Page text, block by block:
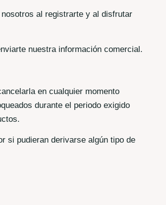
al registrarte y al disfrutar
nuestra información comercial.
en cualquier momento
durante el periodo exigido
si pudieran derivarse algún tipo de